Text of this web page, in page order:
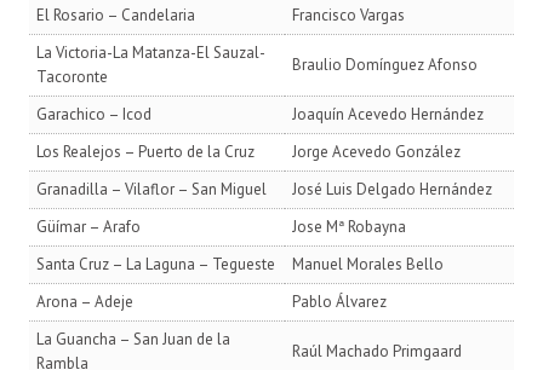
El Rosario – Candelaria
Francisco Vargas
La Victoria-La Matanza-El Sauzal-
Tacoronte
Braulio Domínguez Afonso
Garachico – Icod
Joaquín Acevedo Hernández
Los Realejos – Puerto de la Cruz
Jorge Acevedo González
Granadilla – Vilaflor – San Miguel
José Luis Delgado Hernández
Güímar – Arafo
Jose Mª Robayna
Santa Cruz – La Laguna – Tegueste
Manuel Morales Bello
Arona – Adeje
Pablo Álvarez
La Guancha – San Juan de la
Rambla
Raúl Machado Primgaard